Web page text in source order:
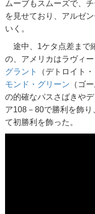
ムーブもスムーズで、
を見せており、アルゼ
いく。
途中、1ケタ点差まで
の、アメリカはラヴィー
グラント
（デトロイト
モンド・グリーン （ゴ
の的確なパスさばきや
ア108－80で勝利を飾
て初勝利を飾った。